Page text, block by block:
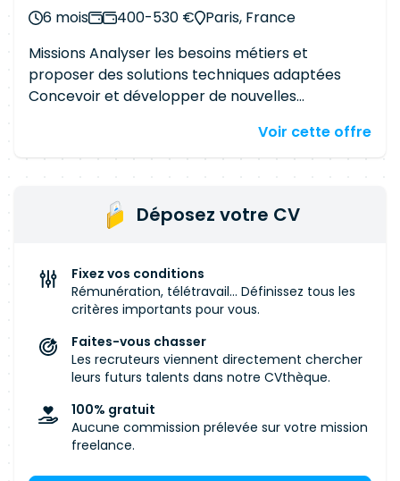
6 mois
400-530 €
Paris, France
Missions Analyser les besoins métiers et
proposer des solutions techniques adaptées
Concevoir et développer de nouvelles
la maintenance évolutive des applications
existantes Participer aux choix d'architecture et
code (tests, bonnes pratiques, code review)
Contribuer à l'amélioration continue des
environnementParticiper aux processus CI/CD
Contribuer à la documentation technique
Intervenir dans un environnement Agile (Scrum,
rituels, échanges techniques) Stack technique
Langages : PHP, CMS, avaScript, HTML5, CSS
Outils : Git, CI/CD, outils de gestion Agile
performance etSEO
Voir cette offre
Déposez votre CV
Fixez vos conditions
Rémunération, télétravail... Définissez tous les
critères importants pour vous.
Faites-vous chasser
Les recruteurs viennent directement chercher
leurs futurs talents dans notre CVthèque.
100% gratuit
Aucune commission prélevée sur votre mission
freelance.